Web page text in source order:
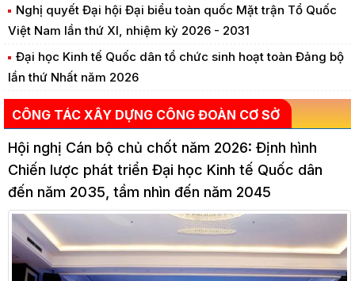
Nghị quyết Đại hội Đại biểu toàn quốc Mặt trận Tổ Quốc
Việt Nam lần thứ XI, nhiệm kỳ 2026 - 2031
Đại học Kinh tế Quốc dân tổ chức sinh hoạt toàn Đảng bộ
lần thứ Nhất năm 2026
CÔNG TÁC XÂY DỰNG CÔNG ĐOÀN CƠ SỞ
Hội nghị Cán bộ chủ chốt năm 2026: Định hình
Chiến lược phát triển Đại học Kinh tế Quốc dân
đến năm 2035, tầm nhìn đến năm 2045